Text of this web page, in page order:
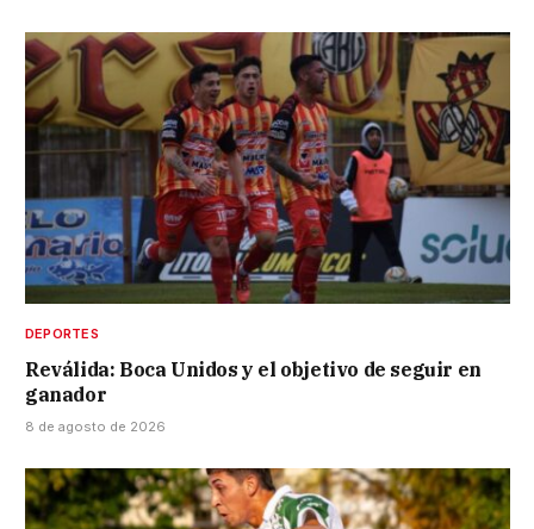
DEPORTES
Reválida: Boca Unidos y el objetivo de seguir en
ganador
8 de agosto de 2026